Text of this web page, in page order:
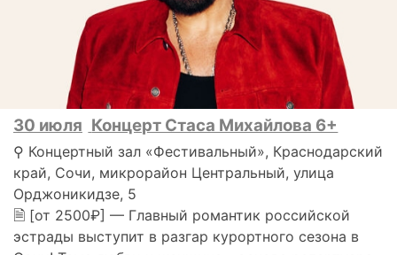
30 июля Концерт Стаса Михайлова 6+
⚲ Концертный зал «Фестивальный», Краснодарский
край, Сочи, микрорайон Центральный, улица
Орджоникидзе, 5
🗎 [от 2500₽] — Главный романтик российской
эстрады выступит в разгар курортного сезона в